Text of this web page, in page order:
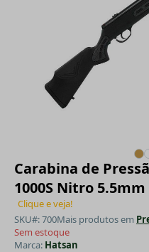
Carabina de
1000S Nitro 5.5mm
Clique e veja!
SKU#: 700Mais produtos em
Sem estoque
Marca: Hatsan